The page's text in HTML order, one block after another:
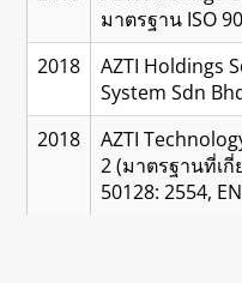
มาตรฐาน ISO
2018
AZTI Holdings
System Sdn
2018
AZTI
2 (มาตรฐานที่เกี่
50128: 2554,